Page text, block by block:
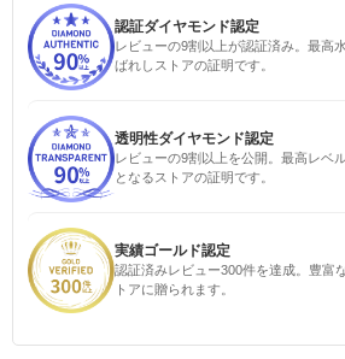
認証ダイヤモンド認定
レビューの9割以上が認証済み。最高
ばれしストアの証明です。
透明性ダイヤモンド認定
レビューの9割以上を公開。最高レベ
となるストアの証明です。
実績ゴールド認定
認証済みレビュー300件を達成。豊富
トアに贈られます。